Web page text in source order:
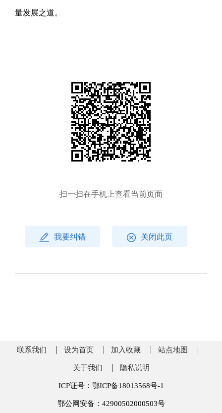
量发展之道。
扫一扫在手机上查看当前页面
我要纠错 关闭此页
联系我们 设为首页 加入收藏 站点地图
关于我们 隐私说明
ICP证号：鄂ICP备18013568号-1
鄂公网安备：42900502000503号